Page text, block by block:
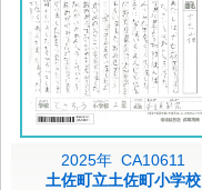
2025年 CA10611
土佐町立土佐町小学校